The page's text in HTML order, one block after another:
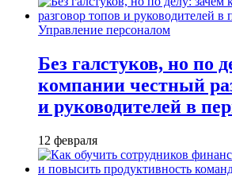
Управление персоналом
Без галстуков, но по
компании честный
и руководителей в
12 февраля